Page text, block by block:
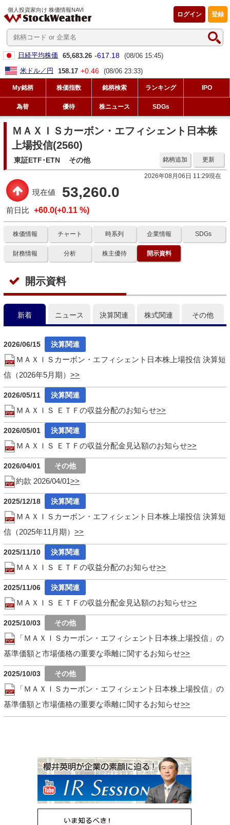
個人投資家向け 株価情報NAVI
登録
ログイン
日経平均株価 65,683.26 -617.18 (08/06 15:45)
米ドル／円
158.17 +0.46 (08/06 23:33)
My銘柄 株価指数 銘柄検索 ランキング IPO
為替 優待 株ニュース SDGs
ＭＡＸＩＳカーボン・エフィシェント日本株
上場投信(2560)
東証ETF･ETN その他 更新
銘柄追加
2026年08月06日 11:29現在
現在値 53,260.0
前日比 +60.0(+0.11 %)
株価情報 チャート 時系列 企業情報 SDGs
財務情報 分析 株主優待 開示資料
開示資料
新着 ニュース 決算関連 株式関連 その他
2026/06/15
ＭＡＸＩＳカーボン・エフィシェント日本株上場投信 決算短
信（2026年5月期）
2026/05/11
ＭＡＸＩＳ ＥＴＦの収益分配のお知らせ
2026/05/01
ＭＡＸＩＳ ＥＴＦの収益分配金見込額のお知らせ
2026/04/01
約款 2026/04/01
2025/12/18
ＭＡＸＩＳカーボン・エフィシェント日本株上場投信 決算短
信（2025年11月期）
2025/11/10
ＭＡＸＩＳ ＥＴＦの収益分配のお知らせ
2025/11/06
ＭＡＸＩＳ ＥＴＦの収益分配金見込額のお知らせ
2025/10/03
「ＭＡＸＩＳカーボン・エフィシェント日本株上場投信」の
基準価額と市場価格の重要な乖離に関するお知らせ
2025/10/03
「ＭＡＸＩＳカーボン・エフィシェント日本株上場投信」の
基準価額と市場価格の重要な乖離に関するお知らせ